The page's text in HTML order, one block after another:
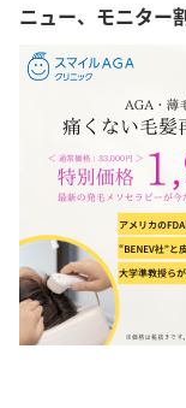
ニュー、モニター